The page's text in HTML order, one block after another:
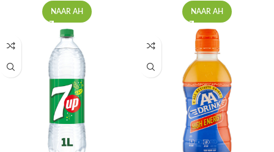
NAAR AH NAAR AH